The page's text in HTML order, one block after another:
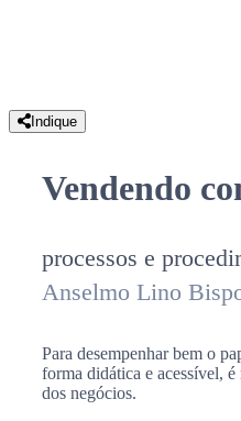
Indique
Vendendo
processos e
Anselmo Lino
Para desempenhar bem o
forma didática e acessível,
dos negócios.